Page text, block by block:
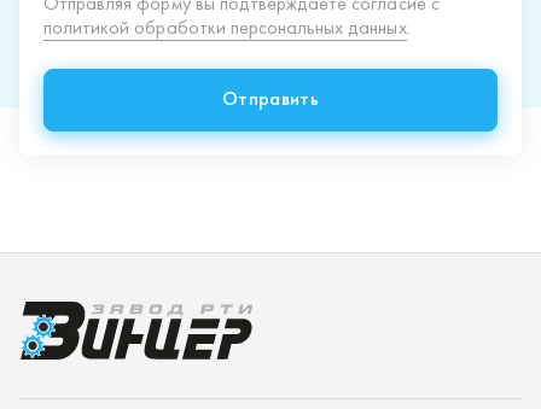
Спецпредложения
Доставка и оплата